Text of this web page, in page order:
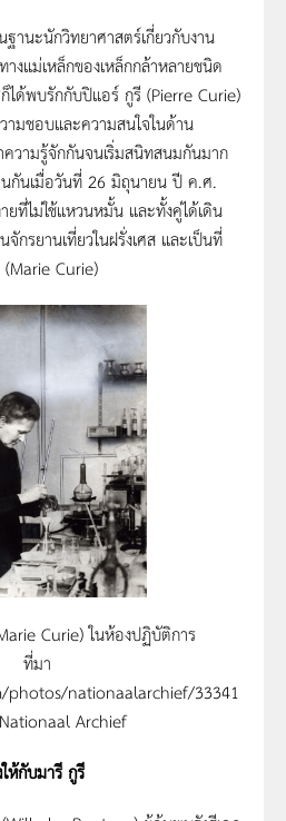
ะนักวิทยาศาสตร์เกี่ยวกับงาน
งแม่เหล็กของเหล็กกล้าหลายชนิด
ได้พบรักกับปิแอร์ กูรี (Pierre Curie)
ามชอบและความสนใจในด้าน
วามรู้จักกันจนเริ่มสนิทสนมกันมาก
กันเมื่อวันที่ 26 มิถุนายน ปี ค.ศ.
ยที่ไม่ใช้แหวนหมั้น และทั้งคู่ได้เดิน
กรยานเที่ยวในฝรั่งเศส และเป็นที่
Curie)
Curie) ในห้องปฏิบัติการ
ที่มา
nationaalarchief/33341
Archief
ห้กับมารี กูรี